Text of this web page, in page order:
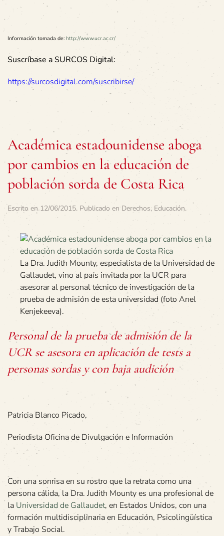
Información tomada de: http://www.ucr.ac.cr/
Suscríbase a SURCOS Digital:
https://surcosdigital.com/suscribirse/
Académica estadounidense aboga
por cambios en la educación de
población sorda de Costa Rica
Escrito en12/06/2015. Publicado en Derechos, Educación.
La Dra. Judith Mounty, especialista de la Universidad de
Gallaudet, vino al país invitada por la UCR para
asesorar al personal técnico de investigación de la
prueba de admisión de esta universidad (foto Anel
Kenjekeeva).
Personal de la prueba de admisión de la
UCR se asesora en aplicación de tests a
personas sordas y con baja audición
Patricia Blanco Picado,
Periodista Oficina de Divulgación e Información
Con una sonrisa en su rostro que la retrata como una
persona cálida, la Dra. Judith Mounty es una profesional de
la Universidad de Gallaudet, en Estados Unidos, con una
formación multidisciplinaria en Educación, Psicolingüística
y Trabajo Social.